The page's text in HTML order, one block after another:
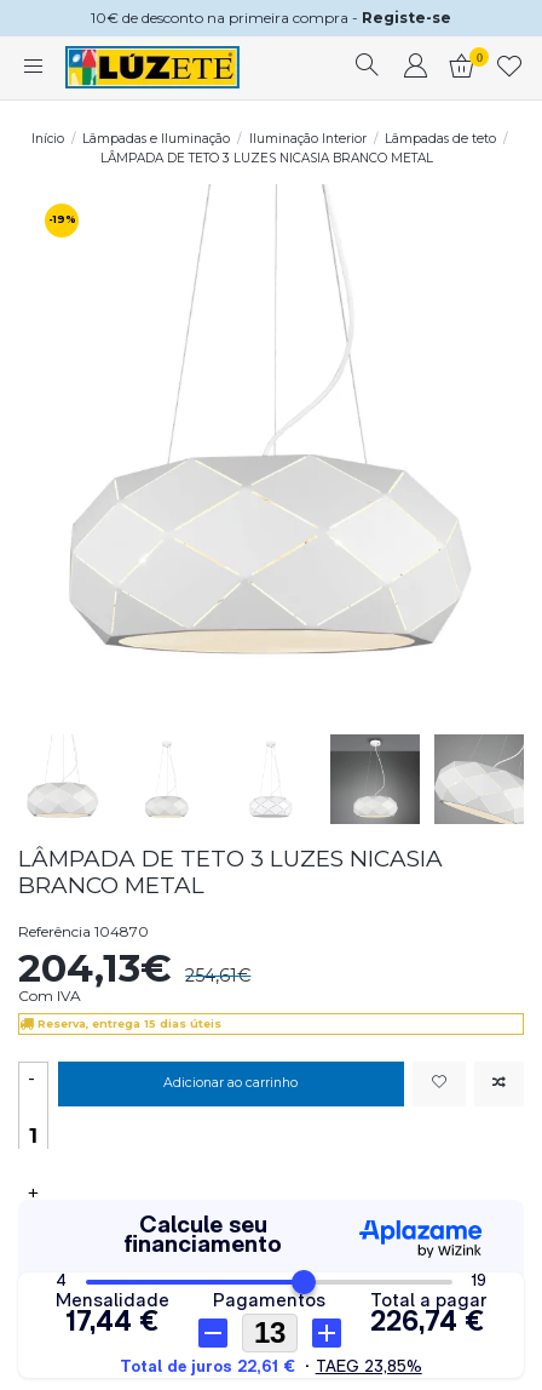
10€ de desconto na primeira compra - Registe-se
0
Início Lâmpadas e Iluminação Iluminação Interior
Lâmpadas de teto
LÂMPADA DE TETO 3 LUZES NICASIA BRANCO METAL
-19%
LÂMPADA DE TETO 3 LUZES NICASIA
BRANCO METAL
Referência 104870
204,13€ 254,61€
Com IVA
Reserva, entrega 15 dias úteis
-
+
Adicionar ao carrinho